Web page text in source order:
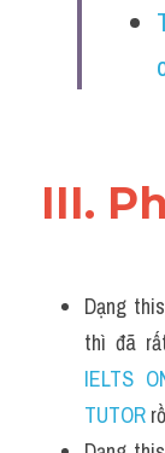
III.
Dạng
thì đã
IELTS
TUTOR